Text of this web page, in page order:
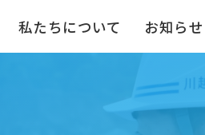
私たちについて お知らせ